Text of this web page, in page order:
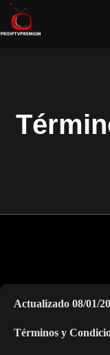
Actualizado 08/01/
Términos y